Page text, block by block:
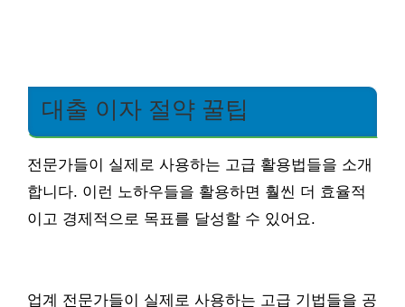
대출 이자 절약 꿀팁
전문가들이 실제로 사용하는 고급 활용법들을 소개
합니다. 이런 노하우들을 활용하면 훨씬 더 효율적
이고 경제적으로 목표를 달성할 수 있어요.
업계 전문가들이 실제로 사용하는 고급 기법들을 공